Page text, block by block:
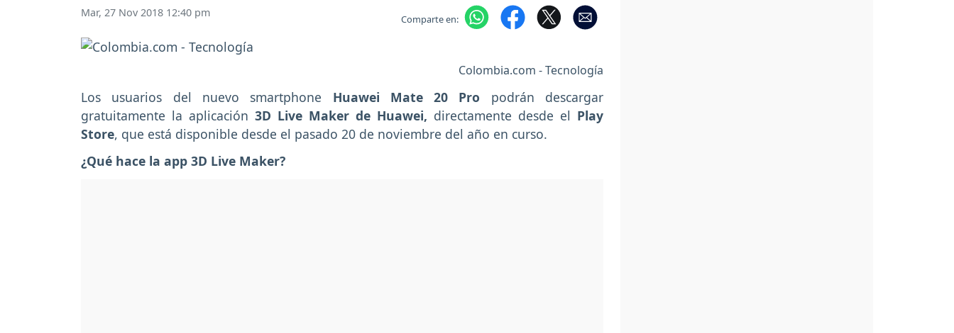
Mar, 27 Nov 2018 12:40 pm Comparte en:
Colombia.com - Tecnología
Los usuarios del nuevo smartphone Huawei Mate 20 Pro podrán descargar
gratuitamente la aplicación 3D Live Maker de Huawei, directamente desde el Play
Store, que está disponible desde el pasado 20 de noviembre del año en curso.
¿Qué hace la app 3D Live Maker?